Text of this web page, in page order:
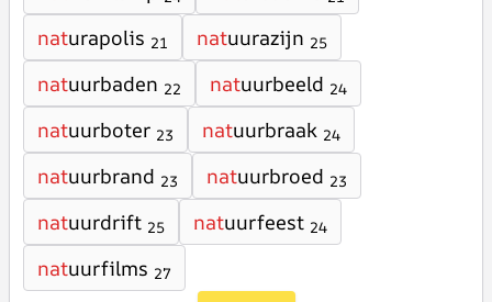
naturapolis 21 natuurazijn 25
natuurbaden 22 natuurbeeld 24
natuurboter 23 natuurbraak 24
natuurbrand 23 natuurbroed 23
natuurdrift 25 natuurfeest 24
natuurfilms 27